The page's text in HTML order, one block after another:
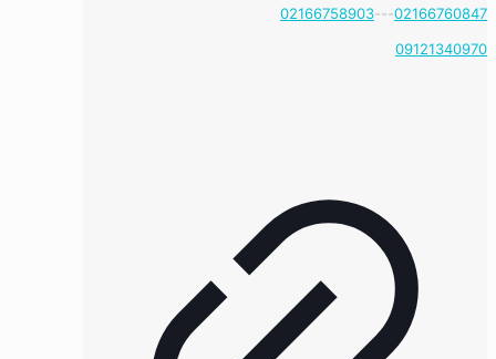
02166760847
---
02166758903
09121340970